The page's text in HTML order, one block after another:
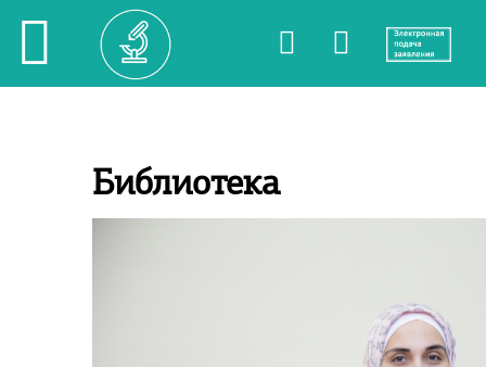
Библиотека